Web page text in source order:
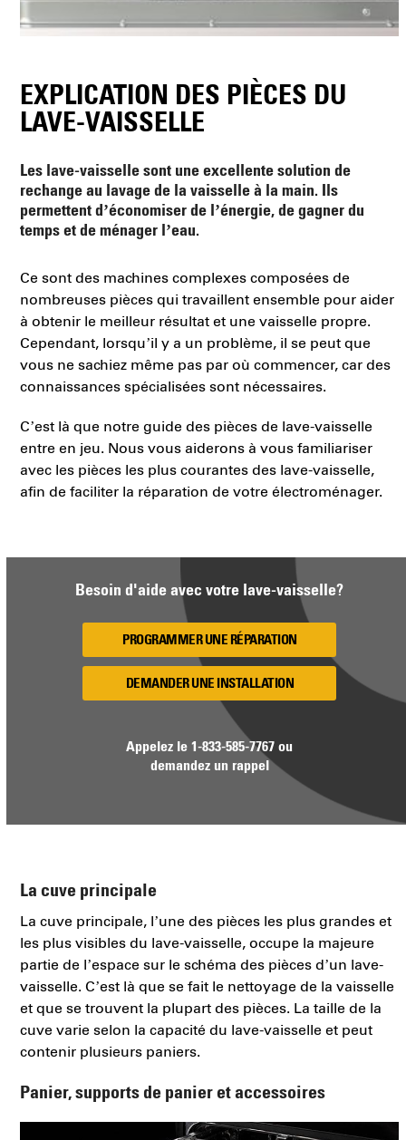
EXPLICATION DES PIÈCES DU
LAVE-VAISSELLE
Les lave-vaisselle sont une excellente solution de
rechange au lavage de la vaisselle à la main. Ils
permettent d’économiser de l’énergie, de gagner du
temps et de ménager l’eau.
Ce sont des machines complexes composées de
nombreuses pièces qui travaillent ensemble pour aider
à obtenir le meilleur résultat et une vaisselle propre.
Cependant, lorsqu’il y a un problème, il se peut que
vous ne sachiez même pas par où commencer, car des
connaissances spécialisées sont nécessaires.
C’est là que notre guide des pièces de lave-vaisselle
entre en jeu. Nous vous aiderons à vous familiariser
avec les pièces les plus courantes des lave-vaisselle,
afin de faciliter la réparation de votre électroménager.
Besoin d'aide avec votre lave-vaisselle?
PROGRAMMER UNE RÉPARATION
DEMANDER UNE INSTALLATION
Appelez le1-833-585-7767 ou
demandez un rappel
La cuve principale
La cuve principale, l’une des pièces les plus grandes et
les plus visibles du lave-vaisselle, occupe la majeure
partie de l’espace sur le schéma des pièces d’un lave-
vaisselle. C’est là que se fait le nettoyage de la vaisselle
et que se trouvent la plupart des pièces. La taille de la
cuve varie selon la capacité du lave-vaisselle et peut
contenir plusieurs paniers.
Panier, supports de panier et accessoires